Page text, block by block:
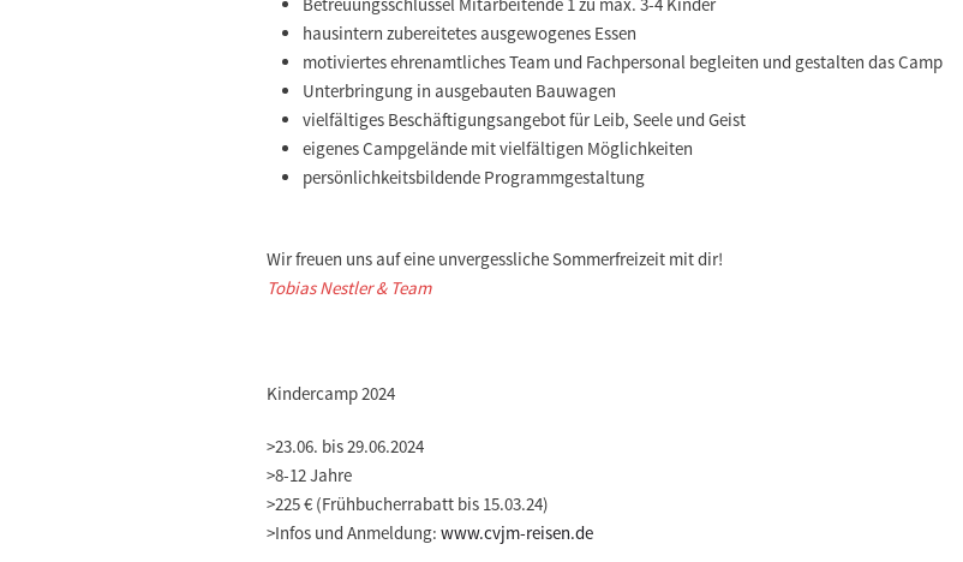
hausintern zubereitetes ausgewogenes Essen
motiviertes ehrenamtliches Team und Fachpersonal begleiten und gestalten das Camp
Unterbringung in ausgebauten Bauwagen
vielfältiges Beschäftigungsangebot für Leib, Seele und Geist
eigenes Campgelände mit vielfältigen Möglichkeiten
persönlichkeitsbildende Programmgestaltung
Wir freuen uns auf eine unvergessliche Sommerfreizeit mit dir!
Tobias Nestler & Team
Kindercamp 2024
>23.06. bis 29.06.2024
>8-12 Jahre
>225 € (Frühbucherrabatt bis 15.03.24)
>Infos und Anmeldung: www.cvjm-reisen.de